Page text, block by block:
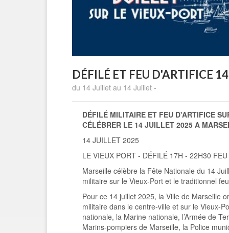
DÉFILÉ ET FEU D'ARTIFICE
du 14 Juillet au 14 Juillet -
DÉFILÉ MILITAIRE ET FEU D'ARTIFICE
CÉLÉBRER LE 14 JUILLET 2025 A
14 JUILLET 2025
LE VIEUX PORT - DÉFILÉ 17H - 22H30
Marseille célèbre la Fête Nationale du 14
militaire sur le Vieux-Port et le traditionnel
Pour ce 14 juillet 2025, la Ville de Marseille
militaire dans le centre-ville et sur le Vieux-
nationale, la Marine nationale, l’Armée de
Marins-pompiers de Marseille, la Police